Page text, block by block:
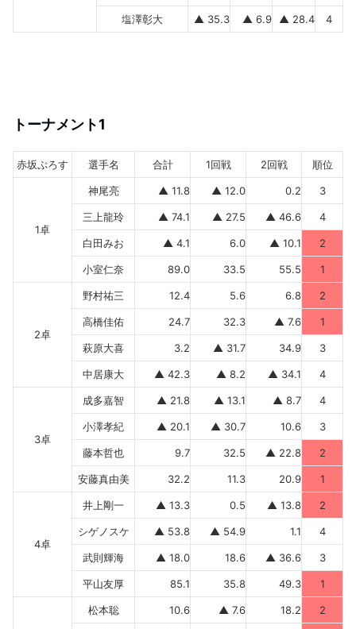
塩澤彰大 ▲ 35.3 ▲ 6.9 ▲ 28.4 4
トーナメント1
赤坂ぷろす 選手名 合計 1回戦 2回戦 順位
1卓
神尾亮 ▲ 11.8 ▲ 12.0 0.2 3
三上龍玲 ▲ 74.1 ▲ 27.5 ▲ 46.6 4
白田みお ▲ 4.1 6.0 ▲ 10.1 2
小室仁奈 89.0 33.5 55.5 1
2卓
野村祐三 12.4 5.6 6.8 2
高橋佳佑 24.7 32.3 ▲ 7.6 1
萩原大喜 3.2 ▲ 31.7 34.9 3
中居康大 ▲ 42.3 ▲ 8.2 ▲ 34.1 4
3卓
成多嘉智 ▲ 21.8 ▲ 13.1 ▲ 8.7 4
小澤孝紀 ▲ 20.1 ▲ 30.7 10.6 3
藤本哲也 9.7 32.5 ▲ 22.8 2
安藤真由美 32.2 11.3 20.9 1
4卓
井上剛一 ▲ 13.3 0.5 ▲ 13.8 2
シゲノスケ ▲ 53.8 ▲ 54.9 1.1 4
武則輝海 ▲ 18.0 18.6 ▲ 36.6 3
平山友厚 85.1 35.8 49.3 1
松本聡 10.6 ▲ 7.6 18.2 2